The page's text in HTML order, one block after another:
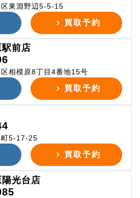
東淵野辺5-5-15
買取予約
前店
相模原8丁目4番地15号
買取予約
町5-17-25
買取予約
光台店